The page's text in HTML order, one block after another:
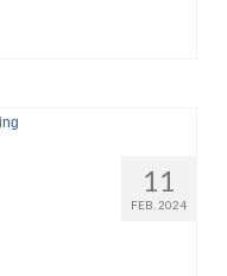
11
FEB. 2024